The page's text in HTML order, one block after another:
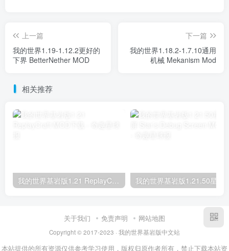
上一篇
我的世界1.19-1.12.2更好的
下界 BetterNether MOD
下一篇
我的世界1.18.2-1.7.10通用
机械 Mekanism Mod
相关推荐
关于我们 免责声明 网站地图
Copyright © 2017-2023 · 我的世界基岩版中文站
本站提供的所有资源仅供参考学习使用，版权归原作者所有，禁止下载本站资